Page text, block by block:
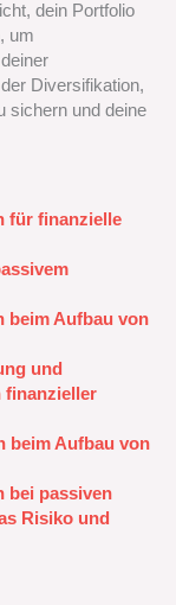
dein Portfolio
um
Diversifikation,
sichern und deine
für finanzielle
beim Aufbau von
und
finanzieller
beim Aufbau von
bei passiven
Risiko und